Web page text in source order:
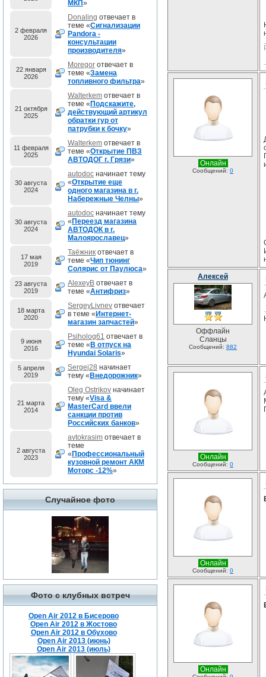
МКП»
2 февраля
2026
Donaling отвечает в
теме «Сигнализации
Pandora -
консультации
производителя»
22 января
2026
Moregor отвечает в
теме «Замена
топливного фильтра»
21 октября
2025
Walterkem отвечает в
теме « Подскажите,
действующий артикул
обратки гур от
патрубки к бочку»
11 февраля
2025
Walterkem отвечает в
теме «Открытие ПВЗ
АВТОДОГ г. Грязи»
30 августа
2024
autodoc начинает тему
«Открытие еще
одного магазина в г.
Набережные Челны»
30 августа
2024
autodoc начинает тему
« Переезд магазина
АВТОДОК в г.
Малоярославец»
17 мая
2019
Таёжник отвечает в
теме «Чип тюнинг
Солярис от Паулюса»
23 августа
2019
AlexeyB отвечает в
теме «Антифриз»
18 марта
2020
SergeyLivnev отвечает
в теме « Интернет-
магазин запчастей»
9 июня
2016
Psiholog61 отвечает в
теме « В отпуск на
Hyundai Solaris»
5 апреля
2019
Sergej28 начинает
тему « Внедорожник»
21 марта
2014
Oleg Ostrikov начинает
тему «Visa &
MasterCard ввели
санкции против
Российских банков»
2 августа
2023
avtokrasim отвечает в
теме
« Профессиональный
кузовной ремонт АКМ
Моторс -12%»
Случайное фото
Фото с клубных встреч
Open Air 2012 в Бисерово
Open Air 2012 в Жостово
Open Air 2012 в Обухово
Open Air 2013 (июнь)
Open Air 2013 (июль)
Онлайн
Сообщений: 0
Алексей
Оффлайн
Сланцы
Сообщений: 882
Онлайн
Сообщений: 0
Онлайн
Сообщений: 0
Онлайн